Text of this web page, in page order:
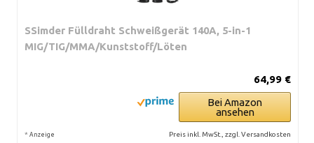
SSimder Fülldraht Schweißgerät 140A, 5-in-1
MIG/TIG/MMA/Kunststoff/Löten
64,99 €
Bei Amazon
ansehen
* Anzeige Preis inkl. MwSt., zzgl. Versandkosten